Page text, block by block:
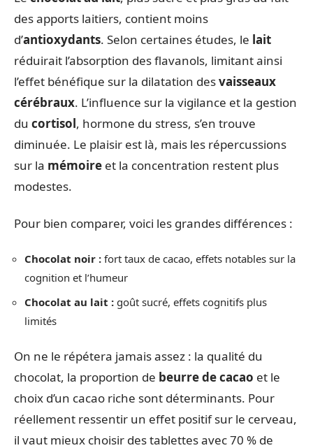
des apports laitiers, contient moins
d’antioxydants. Selon certaines études, le lait
réduirait l’absorption des flavanols, limitant ainsi
l’effet bénéfique sur la dilatation desvaisseaux
cérébraux. L’influence sur la vigilance et la gestion
du cortisol, hormone du stress, s’en trouve
diminuée. Le plaisir est là, mais les répercussions
sur la mémoire et la concentration restent plus
modestes.
Pour bien comparer, voici les grandes différences :
Chocolat noir : fort taux de cacao, effets notables sur la
cognition et l’humeur
Chocolat au lait : goût sucré, effets cognitifs plus
limités
On ne le répétera jamais assez : la qualité du
chocolat, la proportion de beurre de cacao et le
choix d’un cacao riche sont déterminants. Pour
réellement ressentir un effet positif sur le cerveau,
il vaut mieux choisir des tablettes avec 70 % de